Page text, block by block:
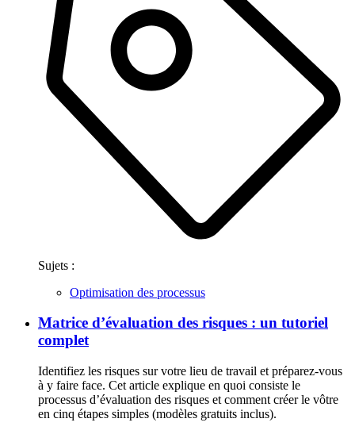
Sujets :
Optimisation des processus
Matrice d’évaluation des risques : un tutoriel
complet
Identifiez les risques sur votre lieu de travail et préparez-vous
à y faire face. Cet article explique en quoi consiste le
processus d’évaluation des risques et comment créer le vôtre
en cinq étapes simples (modèles gratuits inclus).